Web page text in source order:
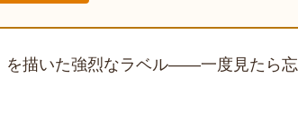
を描いた強烈なラベル——一度見たら忘